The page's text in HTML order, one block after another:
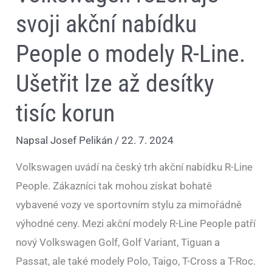
svoji akční nabídku
People o modely R-Line.
Ušetřit lze až desítky
tisíc korun
NapsalJosef Pelikán /22. 7. 2024
Volkswagen uvádí na český trh akční nabídku R-Line
People. Zákazníci tak mohou získat bohatě
vybavené vozy ve sportovním stylu za mimořádně
výhodné ceny. Mezi akční modely R-Line People patří
nový Volkswagen Golf, Golf Variant, Tiguan a
Passat, ale také modely Polo, Taigo, T-Cross a T-Roc.